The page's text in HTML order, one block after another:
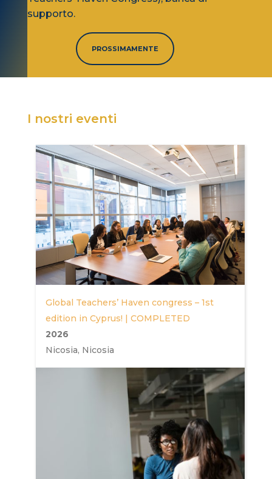
supporto.
PROSSIMAMENTE
I nostri eventi
Global Teachers’ Haven congress – 1st
edition in Cyprus! | COMPLETED
2026
Nicosia, Nicosia